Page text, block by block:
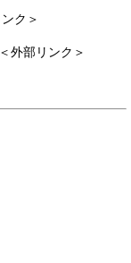
ク＞
＜外部リンク＞